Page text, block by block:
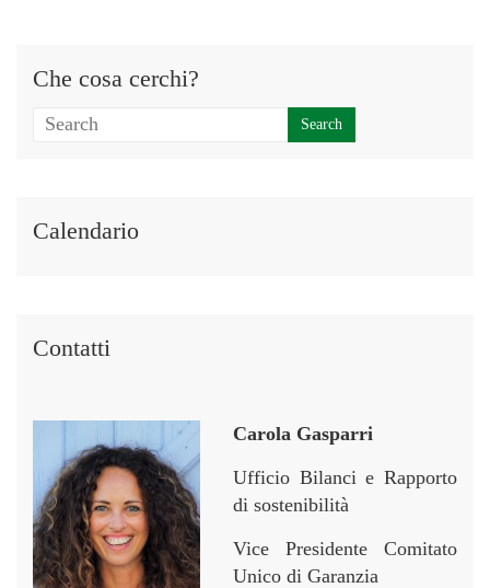
Che cosa cerchi?
Calendario
Contatti
Carola Gasparri
Ufficio Bilanci e Rapporto
di sostenibilità
Vice Presidente Comitato
Unico di Garanzia